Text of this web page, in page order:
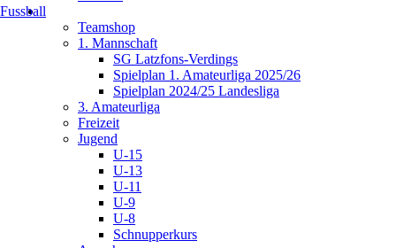
Fussball
Teamshop
1. Mannschaft
SG Latzfons-Verdings
Spielplan 1. Amateurliga 2025/26
Spielplan 2024/25 Landesliga
3. Amateurliga
Freizeit
Jugend
U-15
U-13
U-11
U-9
U-8
Schnupperkurs